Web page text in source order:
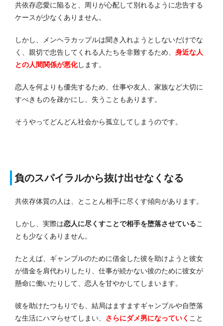
共依存恋愛に陥ると、周りが心配して別れるように忠告する
ケースが少なくありません。
しかし、メンヘラカップルは聞き入れようとしないだけでな
く、親切で忠告してくれる人たちを非難するため、 身近な人
との人間関係が悪化します。
恋人を何よりも優先するため、仕事や友人、家族など大切に
すべきものを疎かにし、失うこともあります。
そうやってどんどん社会から孤立してしまうのです。
負のスパイラルから抜け出せなくなる
共依存体質の人は、とことん相手に尽くす傾向があります。
しかし、実際は恋人に尽くすことで相手を堕落させているこ
とも少なくありません。
たとえば、ギャンブルのために借金した彼を助けようと彼女
が借金を肩代わりしたり、仕事が続かない彼のために彼女が
懸命に働いたりして、恋人を甘やかしてしまいます。
彼を助けたつもりでも、結局はますますギャンブルや自堕落
な生活にハマらせてしまい、 さらにダメ男になっていく こと